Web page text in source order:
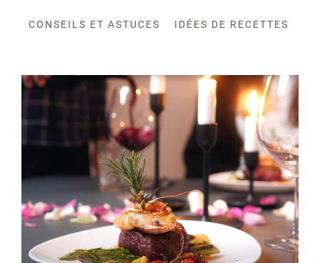
CONSEILS ET ASTUCES IDÉES DE RECETTES